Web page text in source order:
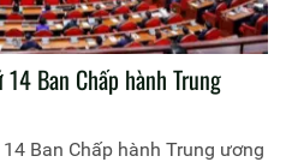
Ban Chấp hành Trung
Ban Chấp hành Trung ương